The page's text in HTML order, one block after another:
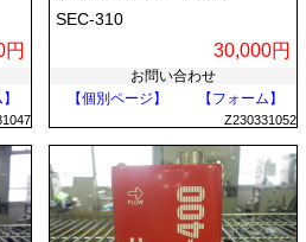
SEC-310
30,000円
お問い合わせ
【個別ページ】
【フォーム】
Z230331052